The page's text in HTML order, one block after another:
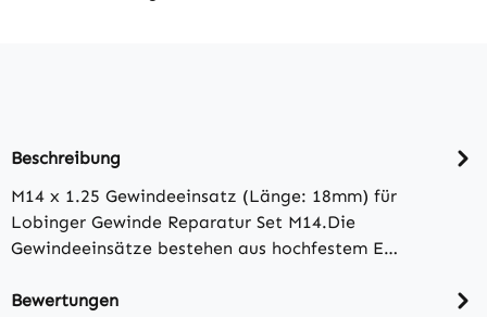
Beschreibung
M14 x 1.25 Gewindeeinsatz (Länge: 18mm) für
Lobinger Gewinde Reparatur Set M14.Die
Gewindeeinsätze bestehen aus hochfestem E…
Bewertungen